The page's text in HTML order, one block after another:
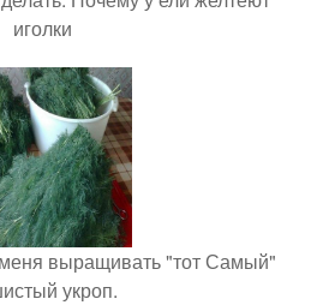
иголки
выращивать "тот Самый"
укроп.